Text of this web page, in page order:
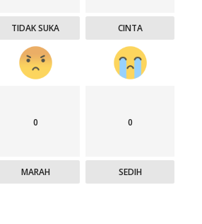
TIDAK SUKA CINTA
0
MARAH
0
SEDIH